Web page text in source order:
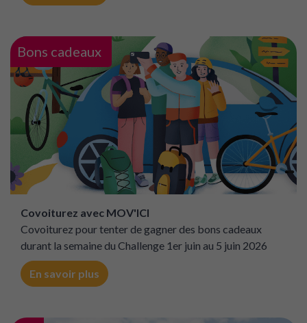
Bons cadeaux
Covoiturez avec MOV'ICI
Covoiturez pour tenter de gagner des bons cadeaux
durant la semaine du Challenge 1er juin au 5 juin 2026
En savoir plus